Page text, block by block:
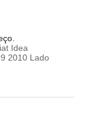
Idea
2010 Lado